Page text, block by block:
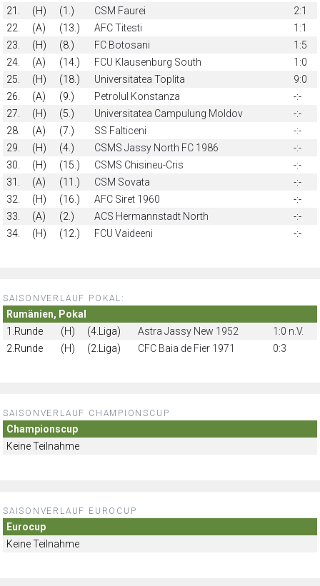
21.
(H) (1.) CSM Faurei
2:1
22.
(A) (13.) AFC Titesti
1:1
23.
(H) (8.) FC Botosani
1:5
24.
(A) (14.) FCU Klausenburg South
1:0
25.
(H) (18.) Universitatea Toplita
9:0
26.
(A) (9.) Petrolul Konstanza
-:-
27.
(H) (5.) Universitatea Campulung Moldov
-:-
28.
(A) (7.) SS Falticeni
-:-
29.
(H) (4.) CSMS Jassy North FC 1986
-:-
30.
(H) (15.) CSMS Chisineu-Cris
-:-
31.
(A) (11.) CSM Sovata
-:-
32.
(H) (16.) AFC Siret 1960
-:-
33.
(A) (2.) ACS Hermannstadt North
-:-
34.
(H) (12.) FCU Vaideeni -:-
SAISONVERLAUF POKAL:
Rumänien, Pokal
1.Runde
(H) (4.Liga) Astra Jassy New 1952
1:0 n.V.
2.Runde
(H) (2.Liga) CFC Baia de Fier 1971 0:3
SAISONVERLAUF CHAMPIONSCUP
Championscup
Keine Teilnahme
SAISONVERLAUF EUROCUP
Eurocup
Keine Teilnahme